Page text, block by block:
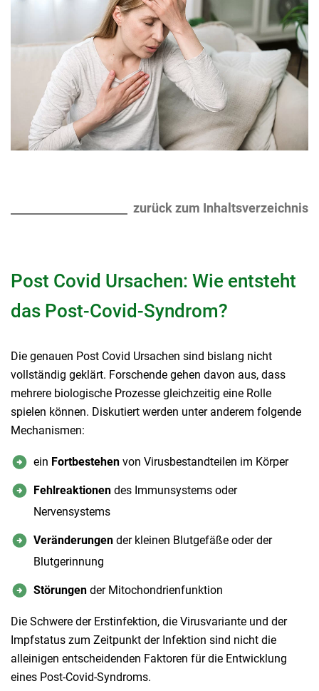
zurück zum Inhaltsverzeichnis
Post Covid Ursachen: Wie entsteht
das Post-Covid-Syndrom?
Die genauen Post Covid Ursachen sind bislang nicht
vollständig geklärt. Forschende gehen davon aus, dass
mehrere biologische Prozesse gleichzeitig eine Rolle
spielen können. Diskutiert werden unter anderem folgende
Mechanismen:
ein Fortbestehen von Virusbestandteilen im Körper
Fehlreaktionen des Immunsystems oder
Nervensystems
Veränderungen der kleinen Blutgefäße oder der
Blutgerinnung
Störungen der Mitochondrienfunktion
Die Schwere der Erstinfektion, die Virusvariante und der
Impfstatus zum Zeitpunkt der Infektion sind nicht die
alleinigen entscheidenden Faktoren für die Entwicklung
eines Post-Covid-Syndroms.